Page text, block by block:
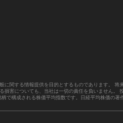
関する情報提供を目的とするものであります。 将
害についても、当社は一切の責任を負いません。
構成される株価平均指数です。日経平均株価の著